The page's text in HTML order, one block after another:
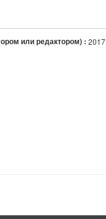
или редактором) : 2017